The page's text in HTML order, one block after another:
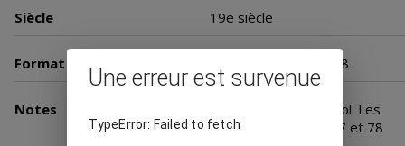
Siècle 19e siècle
Format Nombre de vues : 248
Notes
Encyclopédie en 94 vol. Les
volumes 30(2), 44, 77 et 78
Une erreur est survenue
TypeError: Failed to fetch